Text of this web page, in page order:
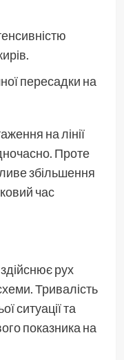
пересадки на
на лінії
Проте
збільшення
час
рух
Тривалість
ситуації та
показника на